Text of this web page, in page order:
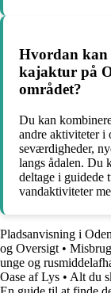
Hvordan kan
kajaktur på
området?
Du kan
andre aktiviteter i
seværdigheder,
langs ådalen. Du
deltage i guidede
vandaktiviteter
Pladsanvisning i
og Oversigt •
unge og
Oase af Lys • Alt du